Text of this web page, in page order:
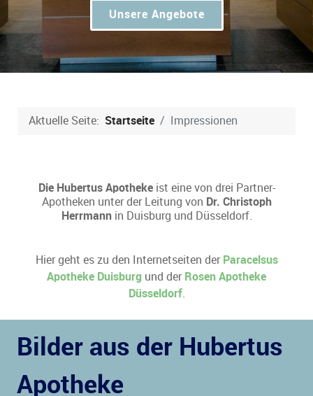
Unsere Angebote
Aktuelle Seite: Startseite Impressionen
Die Hubertus Apothekeist eine von drei Partner-
Apotheken unter der Leitung von Dr. Christoph
Herrmannin Duisburg und Düsseldorf.
Hier geht es zu den Internetseiten der Paracelsus
Apotheke Duisburg und der Rosen Apotheke
Düsseldorf.
Bilder aus der Hubertus
Apotheke